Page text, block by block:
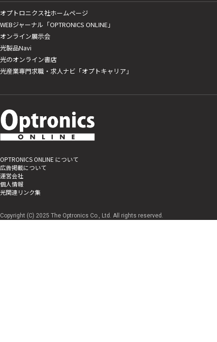
オプトロニクス社ホームページ
WEBジャーナル「OPTRONICS ONLINE」
オンライン展示会
光製品Navi
光のオンライン書店
光産業専門求職・求人ナビ「オプトキャリア」
OPTRONICS ONLINE について
広告掲載について
運営会社
個人情報
光関連リンク集
Copyright (C) 2025 The Optronics Co., Ltd. All rights reserved.